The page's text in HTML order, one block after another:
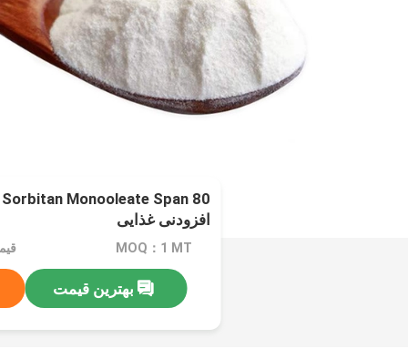
Monooleate Span 80
افزودنی غذایی
MOQ：1 MT
بهترین قیمت